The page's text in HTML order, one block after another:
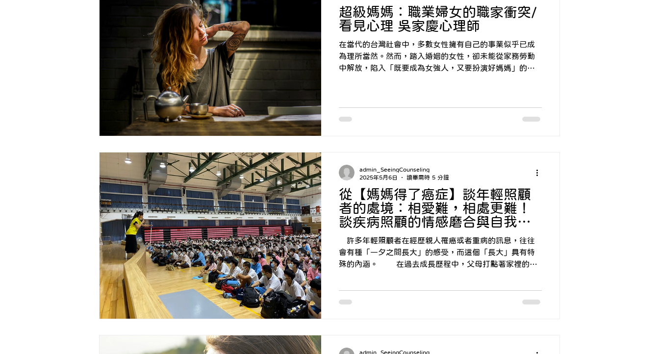
等…，這些轉變，常常讓人感到煩躁、壓力與失衡。有些
人會說：「我好像不像原來的自己了。」開始懷疑自己是
誰、未來該往哪裡去。
超級媽媽：職業婦女的職家衝突/
看見心理 吳家慶心理師
在當代的台灣社會中，多數女性擁有自己的事業似乎已成
為理所當然。然而，踏入婚姻的女性，卻未能從家務勞動
中解放，陷入「既要成為女強人，又要扮演好媽媽」的雙
從【媽媽得了癌症】談年輕照顧
者的處境：相愛難，相處更難！
談疾病照顧的情感磨合與自我寬
容/ 看見心理 朱芯儀心理師
許多年輕照顧者在經歷親人罹癌或者重病的訊息，往往
會有種「一夕之間長大」的感受，而這個「長大」具有特
殊的內涵。 在過去成長歷程中，父母打點著家裡的大
此將經歷「責任」與「權力」的交接轉換，逐漸進入新的
女可能在旁觀父母承受不適、脆弱，或者感受到父母不再
admin_SeeingCounseling
2025年5月6日
讀畢需時 5 分鐘
admin_SeeingCounseling